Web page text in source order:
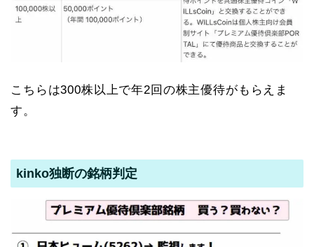
こちらは300株以上で年2回の株主優待がもらえま
す。
kinko独断の銘柄判定